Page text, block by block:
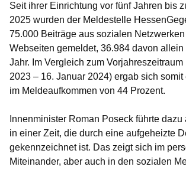
Seit ihrer Einrichtung vor fünf Jahren bis
2025 wurden der Meldestelle
75.000 Beiträge aus sozialen
Webseiten gemeldet, 36.984 davon
Jahr. Im Vergleich zum Vorjahreszeitraum
2023 – 16. Januar 2024) ergab sich
im Meldeaufkommen von 44 Prozent.
Innenminister Roman Poseck führte dazu
in einer Zeit, die durch eine aufgeheizte
gekennzeichnet ist. Das zeigt sich im
Miteinander, aber auch in den sozialen